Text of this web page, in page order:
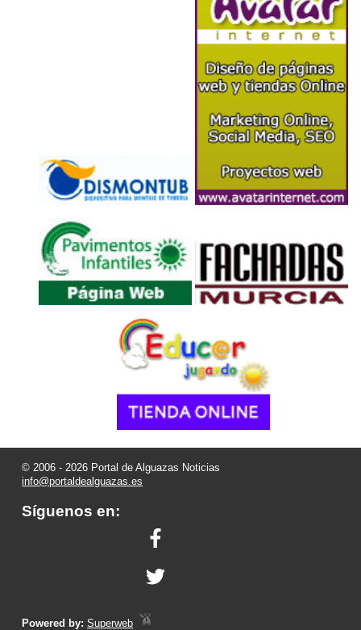
© 2006 - 2026 Portal de Alguazas Noticias
info@portaldealguazas.es
Síguenos en:
Powered by:Superweb